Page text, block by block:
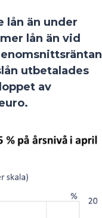
lån än under
lån än vid
utbetalades
av